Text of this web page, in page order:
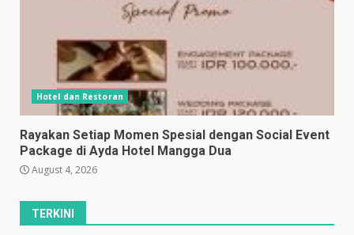
Hotel dan Restoran
Rayakan Setiap Momen Spesial dengan Social Event
Package di Ayda Hotel Mangga Dua
August 4, 2026
TERKINI